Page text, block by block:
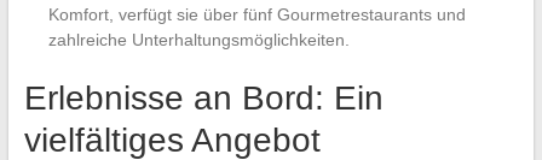
Komfort, verfügt sie über fünf Gourmetrestaurants und
zahlreiche Unterhaltungsmöglichkeiten.
Erlebnisse an Bord: Ein
vielfältiges Angebot